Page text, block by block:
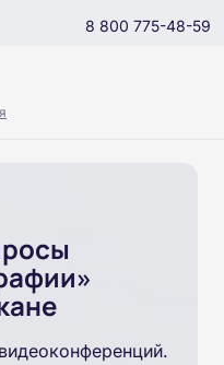
8 800 775-48-59